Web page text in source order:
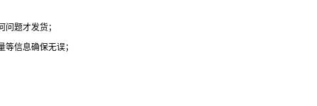
题才发货；
信息确保无误；